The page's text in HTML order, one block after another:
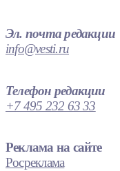
Эл. почта редакции
info@vesti.ru
Телефон редакции
+7 495 232 63 33
Реклама на сайте
Росреклама